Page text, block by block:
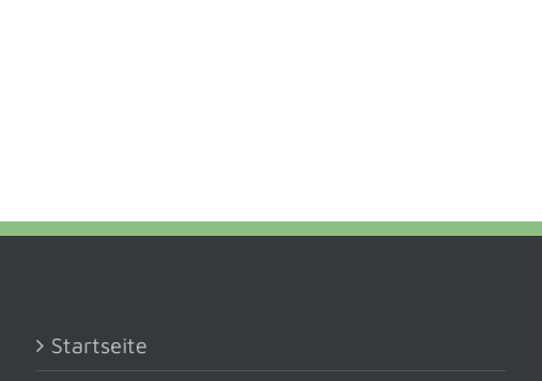
Startseite